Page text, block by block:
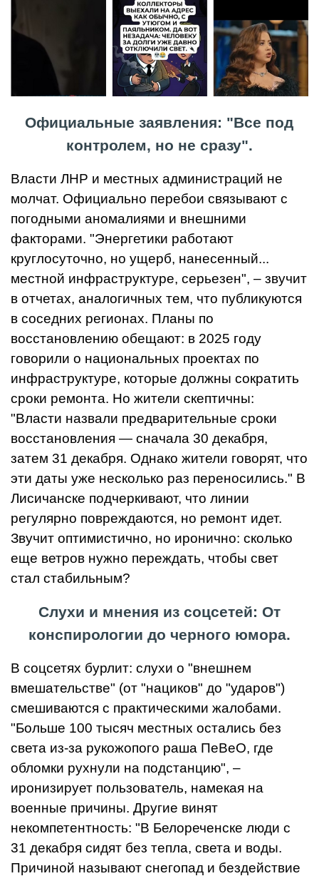
Официальные заявления: "Все под
контролем, но не сразу".
Власти ЛНР и местных администраций не
молчат. Официально перебои связывают с
погодными аномалиями и внешними
факторами. "Энергетики работают
круглосуточно, но ущерб, нанесенный...
местной инфраструктуре, серьезен", – звучит
в отчетах, аналогичных тем, что публикуются
в соседних регионах. Планы по
восстановлению обещают: в 2025 году
говорили о национальных проектах по
инфраструктуре, которые должны сократить
сроки ремонта. Но жители скептичны:
"Власти назвали предварительные сроки
восстановления — сначала 30 декабря,
затем 31 декабря. Однако жители говорят, что
эти даты уже несколько раз переносились." В
Лисичанске подчеркивают, что линии
регулярно повреждаются, но ремонт идет.
Звучит оптимистично, но иронично: сколько
еще ветров нужно переждать, чтобы свет
стал стабильным?
Слухи и мнения из соцсетей: От
конспирологии до черного юмора.
В соцсетях бурлит: слухи о "внешнем
вмешательстве" (от "нациков" до "ударов")
смешиваются с практическими жалобами.
"Больше 100 тысяч местных остались без
света из-за рукожопого раша ПеВеО, где
обломки рухнули на подстанцию", –
иронизирует пользователь, намекая на
военные причины. Другие винят
некомпетентность: "В Белореченске люди с
31 декабря сидят без тепла, света и воды.
Причиной называют снегопад и бездействие